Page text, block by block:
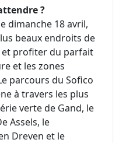
?
dimanche 18 avril,
beaux endroits de
et profiter du parfait
et les zones
parcours du Sofico
à travers les plus
verte de Gand, le
Assels, le
Dreven et le